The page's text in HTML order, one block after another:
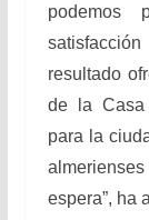
podemos
resultado
de la Casa
para la
espera”, ha